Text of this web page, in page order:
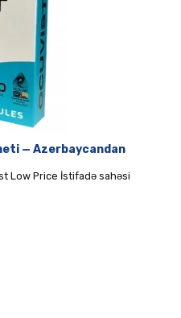
— Azerbaycandan
Low Price İstifadə sahəsi